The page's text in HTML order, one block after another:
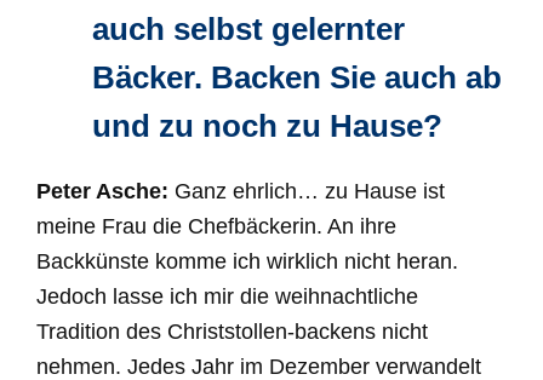
auch selbst gelernter
Bäcker. Backen Sie auch ab
und zu noch zu Hause?
Peter Asche: Ganz ehrlich… zu Hause ist
meine Frau die Chefbäckerin. An ihre
Backkünste komme ich wirklich nicht heran.
Jedoch lasse ich mir die weihnachtliche
Tradition des Christstollen-backens nicht
nehmen. Jedes Jahr im Dezember verwandelt